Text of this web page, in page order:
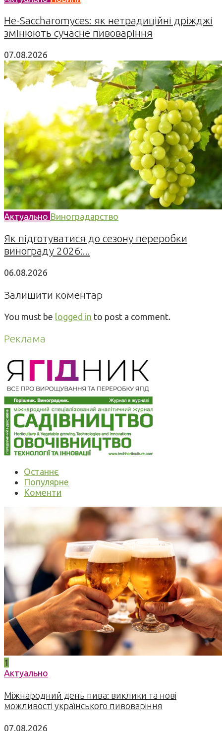
Не-Saccharomyces: як нетрадиційні дріжджі
змінюють сучасне пивоваріння
07.08.2026
Актуально Виноградарство
Як підготуватися до сезону переробки
винограду 2026:...
06.08.2026
Залишити коментар
You must be logged in to post a comment.
Реклама
Останнє
Популярне
Коменти
1
Актуально
Міжнародний день пива: виклики та нові
можливості українського пивоваріння
07.08.2026